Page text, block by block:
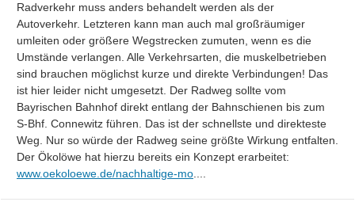
Radverkehr muss anders behandelt werden als der
Autoverkehr. Letzteren kann man auch mal großräumiger
umleiten oder größere Wegstrecken zumuten, wenn es die
Umstände verlangen. Alle Verkehrsarten, die muskelbetrieben
sind brauchen möglichst kurze und direkte Verbindungen! Das
ist hier leider nicht umgesetzt. Der Radweg sollte vom
Bayrischen Bahnhof direkt entlang der Bahnschienen bis zum
S-Bhf. Connewitz führen. Das ist der schnellste und direkteste
Weg. Nur so würde der Radweg seine größte Wirkung entfalten.
Der Ökolöwe hat hierzu bereits ein Konzept erarbeitet:
www.oekoloewe.de/nachhaltige-mobilitaet-stadtentwicklung-detail/